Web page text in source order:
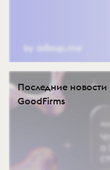
Последние новости
GoodFirms